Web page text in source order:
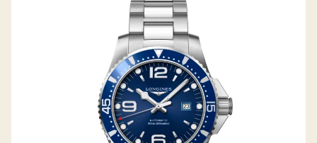
HYDROCONQUEST